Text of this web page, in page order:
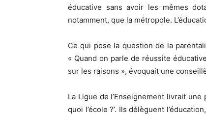
éducative sans avoir les mêmes
notamment, que la métropole.
Ce qui pose la question de la
« Quand on parle de réussite
sur les raisons », évoquait une
La Ligue de l’Enseignement livrait
quoi l’école ?’. Ils délèguent